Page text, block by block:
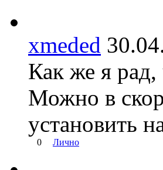
xmeded
Как же я рад,
Можно в
установить
0 Лично